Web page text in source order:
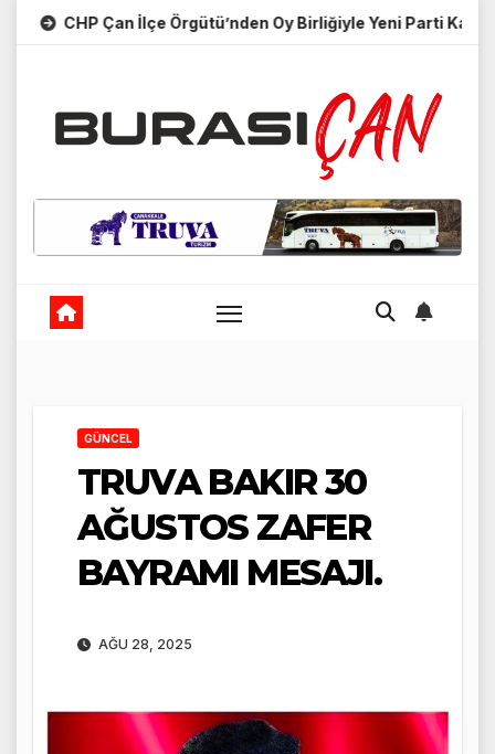
CHP Çan İlçe Örgütü’nden Oy Birliğiyle Yeni Parti Kararı
GÜNCEL
TRUVA BAKIR 30
AĞUSTOS ZAFER
BAYRAMI MESAJI.
AĞU 28, 2025